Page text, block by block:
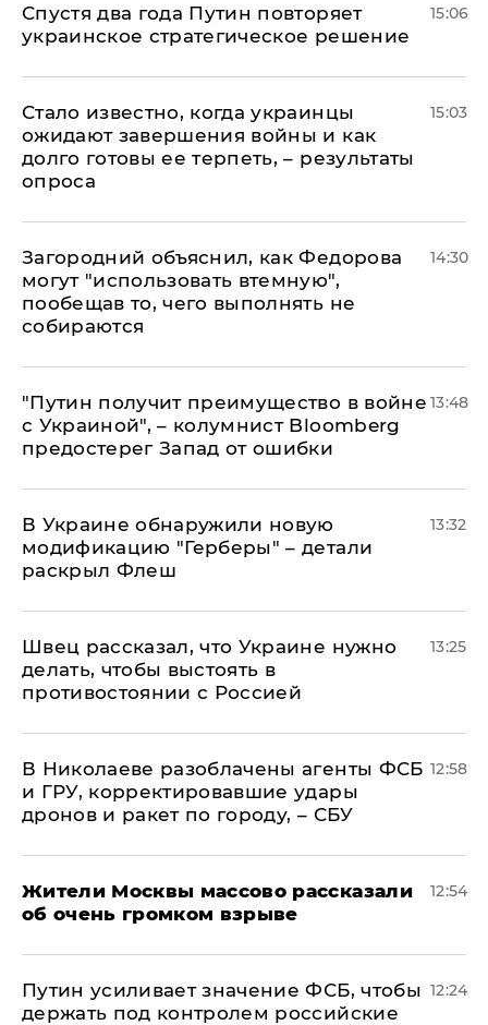
Спустя два года Путин повторяет
украинское стратегическое решение
15:06
Стало известно, когда украинцы
ожидают завершения войны и как
долго готовы ее терпеть, – результаты
опроса
15:03
Загородний объяснил, как Федорова
могут "использовать втемную",
пообещав то, чего выполнять не
собираются
14:30
"Путин получит преимущество в войне
с Украиной", – колумнист Bloomberg
предостерег Запад от ошибки
13:48
В Украине обнаружили новую
модификацию "Герберы" – детали
раскрыл Флеш
13:32
Швец рассказал, что Украине нужно
делать, чтобы выстоять в
противостоянии с Россией
13:25
В Николаеве разоблачены агенты ФСБ
и ГРУ, корректировавшие удары
дронов и ракет по городу, – СБУ
12:58
Жители Москвы массово рассказали
об очень громком взрыве
12:54
Путин усиливает значение ФСБ, чтобы
держать под контролем российские
12:24